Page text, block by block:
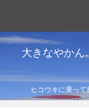
大きなやか
ヒコウキに乗っ